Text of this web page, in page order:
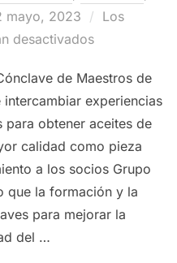
mayo, 2023
Los
desactivados
de Maestros de
experiencias
obtener aceites de
calidad como pieza
a los socios Grupo
que la formación y la
para mejorar la
del …